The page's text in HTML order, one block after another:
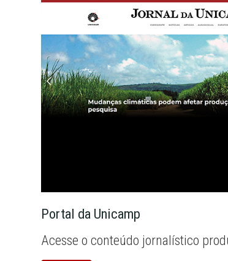
Portal da Unicamp
Acesse o conteúdo jornalístico